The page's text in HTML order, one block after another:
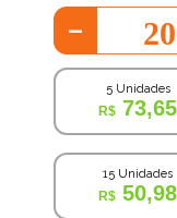
-
5 Unidades
73,65
15 Unidades
50,98